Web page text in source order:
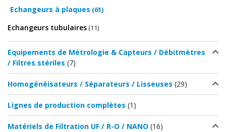
Echangeurs à plaques (61)
Echangeurs tubulaires(11)
Equipements de Métrologie & Capteurs / Débitmètres
/ Filtres stériles (7)
Homogénéisateurs / Séparateurs / Lisseuses (29)
Lignes de production complètes (1)
Matériels de Filtration UF / R-O / NANO (16)